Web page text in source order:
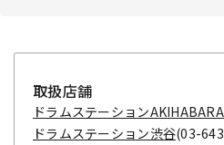
取扱店舗
ドラムステーションAKIHABARA
ドラムステーション渋谷(03-